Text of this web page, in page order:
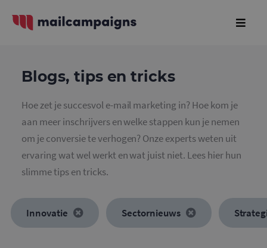
Blogs, tips en tricks
Hoe zet je succesvol e-mail marketing in? Hoe kom je
aan meer inschrijvers en welke stappen kun je nemen
om je conversie te verhogen? Onze experts weten uit
ervaring wat wel werkt en wat juist niet. Lees hier hun
slimme tips en tricks.
Innovatie Sectornieuws